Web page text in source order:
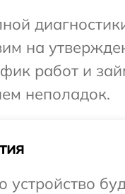
на
работ и
неполадок.
устройство